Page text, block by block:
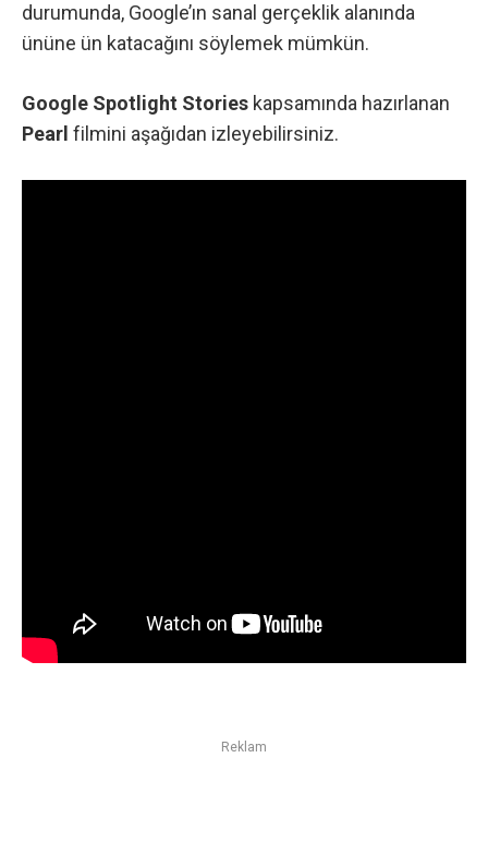
durumunda, Google’ın sanal gerçeklik alanında
ününe ün katacağını söylemek mümkün.
Google Spotlight Stories kapsamında hazırlanan
Pearl filmini aşağıdan izleyebilirsiniz.
Reklam